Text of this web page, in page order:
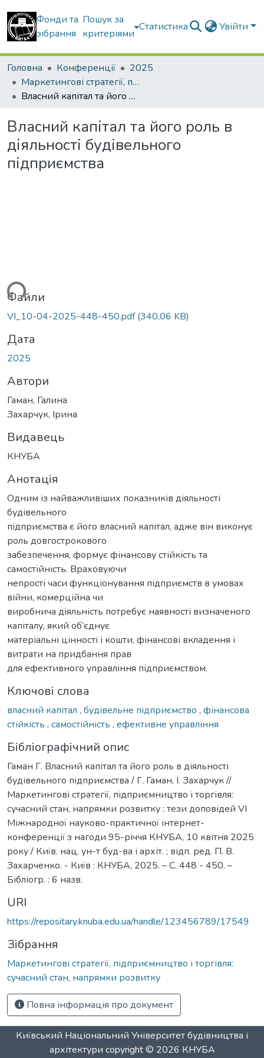
Фонди та
зібрання
Пошук за
критеріями
Статистика Увійти
Головна Конференції
2025
Маркетингові стратегії, підприємництво і торгівля: сучасний стан, напрямки розвитку
Власний капітал та його роль в діяльності будівельного підприємства
Власний капітал та його роль в
діяльності будівельного
підприємства
Файли
VI_10-04-2025-448-450.pdf(340,06 KB)
Дата
2025
Автори
Гаман, Галина
Захарчук, Ірина
Видавець
КНУБА
Анотація
Одним із найважливіших показників діяльності
будівельного
підприємства є його власний капітал, адже він виконує
роль довгострокового
забезпечення, формує фінансову стійкість та
самостійність. Враховуючи
непрості часи функціонування підприємств в умовах
війни, комерційна чи
виробнича діяльність потребує наявності визначеного
капіталу, який об’єднує
матеріальні цінності і кошти, фінансові вкладення і
витрати на придбання прав
для ефективного управління підприємством.
Ключові слова
власний капітал , будівельне підприємство , фінансова
стійкість , самостійність , ефективне управління
Бібліографічний опис
Гаман Г. Власний капітал та його роль в діяльності
будівельного підприємства / Г. Гаман, І. Захарчук //
Маркетингові стратегії, підприємництво і торгівля:
сучасний стан, напрямки розвитку : тези доповідей VІ
Міжнародної науково-практичної інтернет-
конференції з нагоди 95-річчя КНУБА, 10 квітня 2025
року / Київ. нац. ун-т буд-ва і архіт. ; відп. ред. П. В.
Захарченко. - Київ : КНУБА, 2025. – С. 448 - 450. –
Бібліогр. : 6 назв.
URI
https://repositary.knuba.edu.ua/handle/123456789/17549
Зібрання
Маркетингові стратегії, підприємництво і торгівля:
сучасний стан, напрямки розвитку
Повна інформація про документ
Київський Національний Університет будівництва і
архітектури copyright © 2026 КНУБА